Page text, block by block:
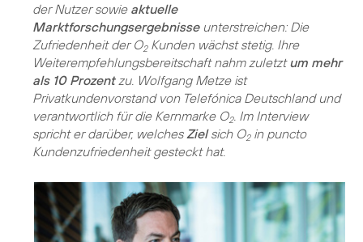
der Nutzer sowie aktuelle
Marktforschungsergebnisseunterstreichen: Die
Zufriedenheit der O2Kunden wächst stetig. Ihre
Weiterempfehlungsbereitschaft nahm zuletztum mehr
als 10 Prozentzu. Wolfgang Metze ist
Privatkundenvorstand von Telefónica Deutschland und
verantwortlich für die Kernmarke O2. Im Interview
spricht er darüber, welchesZielsich O2in puncto
Kundenzufriedenheit gesteckt hat.